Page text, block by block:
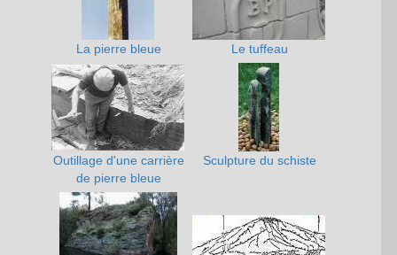
La pierre bleue Le tuffeau
Outillage d'une carrière
de pierre bleue
Sculpture du schiste